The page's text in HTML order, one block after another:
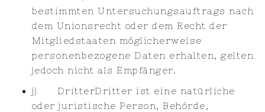
bestimmten Untersuchungsauftrags nach
dem Unionsrecht oder dem Recht der
Mitgliedstaaten möglicherweise
personenbezogene Daten erhalten, gelten
jedoch nicht als Empfänger.
j) DritterDritter ist eine natürliche
oder juristische Person, Behörde,